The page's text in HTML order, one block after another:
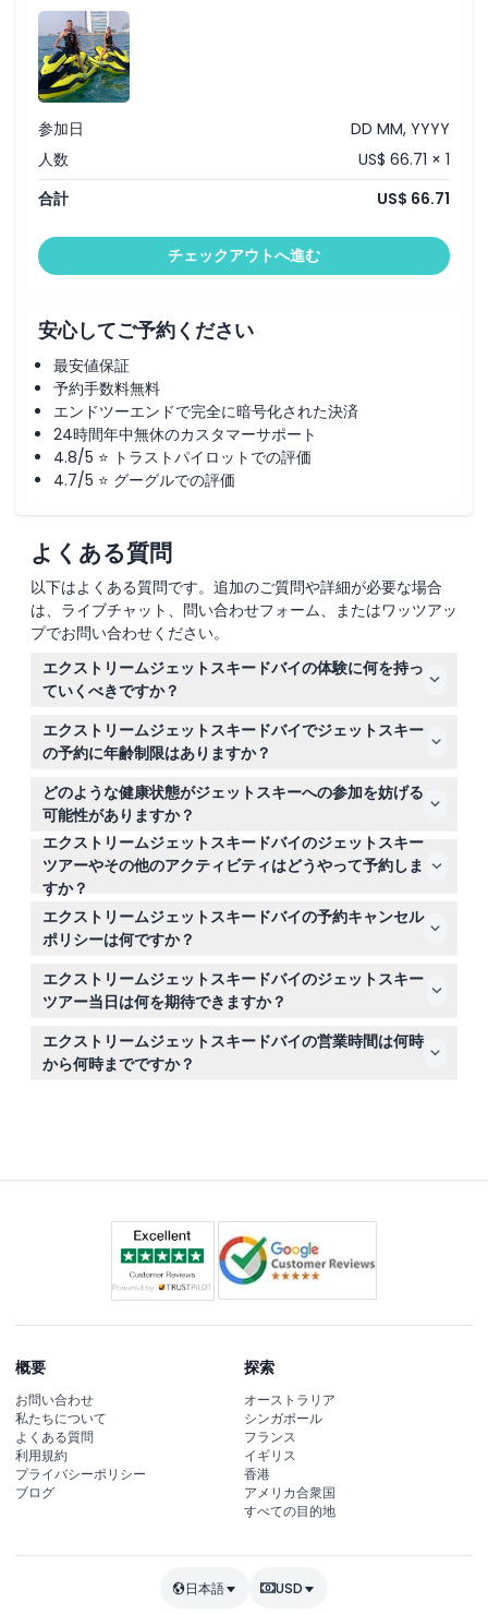
参加日
DD MM, YYYY
人数
US$ 66.71 × 1
合計
US$ 66.71
チェックアウトへ進む
安心してご予約ください
最安値保証
予約手数料無料
エンドツーエンドで完全に暗号化された決済
24時間年中無休のカスタマーサポート
4.8/5 ⭐ トラストパイロットでの評価
4.7/5 ⭐ グーグルでの評価
よくある質問
以下はよくある質問です。追加のご質問や詳細が必要な場合
は、ライブチャット、問い合わせフォーム、またはワッツアッ
プでお問い合わせください。
エクストリームジェットスキードバイの体験に何を持っ
ていくべきですか？
ジェットスキーを快適かつ安全に楽しむために、オリジナ
ルのパスポートまたはエミレーツID、水着、タオル、サン
グラス、ゴーグルを必ずお持ちください。
エクストリームジェットスキードバイでジェットスキー
の予約に年齢制限はありますか？
はい、ジェットスキーに乗れる最低年齢は16歳ですが、6
歳以上のお子様は同乗者として参加可能です。
どのような健康状態がジェットスキーへの参加を妨げる
可能性がありますか？
妊娠中の女性、医師の承認がない心臓疾患のある方、そし
て背中の問題を抱える方は、安全上の理由からジェットス
キーを避けてください。
エクストリームジェットスキードバイのジェットスキー
ツアーやその他のアクティビティはどうやって予約しま
すか？
予約はすべてこのウェブサイト上で行えます。空き状況の
確認、希望時間帯の選択、そしてアドベンチャーの確定が
可能です。
エクストリームジェットスキードバイの予約キャンセル
ポリシーは何ですか？
予定されたアクティビティの24時間前までにキャンセル
すれば、送迎料金を除いて全額返金されます。24時間以
内のキャンセルは返金不可です。
エクストリームジェットスキードバイのジェットスキー
ツアー当日は何を期待できますか？
到着時に安全ベストが配布され、ジェットスキーの操作に
ついて簡単なトレーニングを受けた後、ブルジュ・アル・
アラブやパーム・ジュメイラなどの名所を探索します。
エクストリームジェットスキードバイの営業時間は何時
から何時までですか？
ご確認ください）。
概要
お問い合わせ
私たちについて
よくある質問
利用規約
プライバシーポリシー
ブログ
探索
オーストラリア
シンガポール
フランス
イギリス
香港
アメリカ合衆国
すべての目的地
日本語 USD